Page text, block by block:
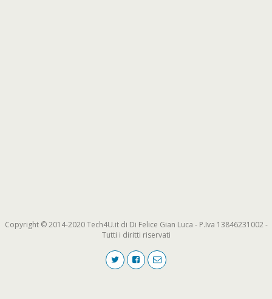
Copyright © 2014-2020 Tech4U.it di Di Felice Gian Luca - P.Iva 13846231002 -
Tutti i diritti riservati